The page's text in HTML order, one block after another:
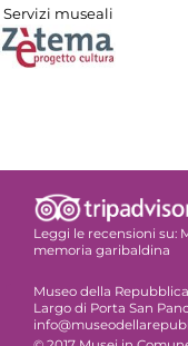
Servizi museali
Leggi le recensioni su:
memoria garibaldina
Museo della
Largo di Porta San